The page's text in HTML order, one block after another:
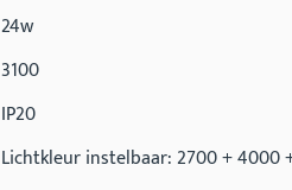
24w
3100
IP20
Lichtkleur instelbaar: 2700 + 4000